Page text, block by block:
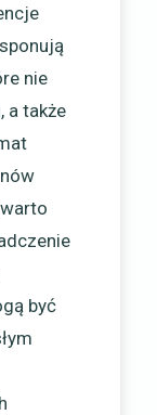
nie
a także
być